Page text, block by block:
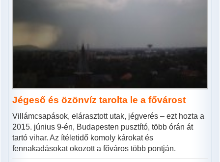
Jégeső és özönvíz tarolta le a fővárost
Villámcsapások, elárasztott utak, jégverés – ezt hozta a
2015. június 9-én, Budapesten pusztító, több órán át
tartó vihar. Az ítéletidő komoly károkat és
fennakadásokat okozott a főváros több pontján.